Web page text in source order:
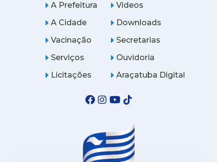
A Prefeitura
A Cidade
Vídeos
Downloads
Vacinação
Serviços
Licitações
Secretarias
Ouvidoria
Araçatuba Digital